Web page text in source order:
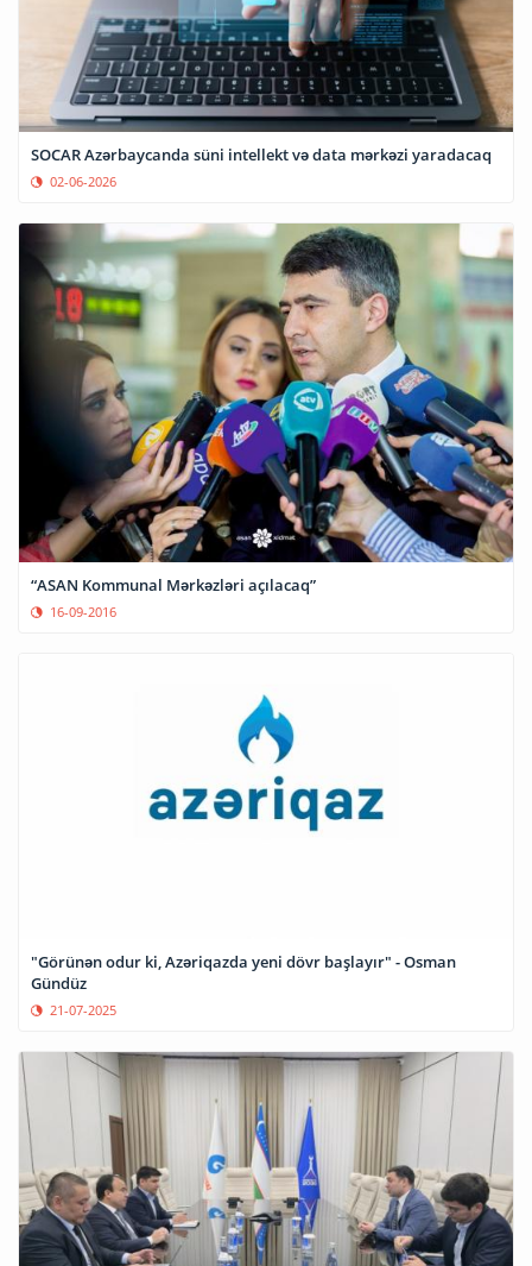
SOCAR Azərbaycanda süni intellekt və data mərkəzi yaradacaq
02-06-2026
“ASAN Kommunal Mərkəzləri açılacaq”
16-09-2016
"Görünən odur ki, Azəriqazda yeni dövr başlayır" - Osman
Gündüz
21-07-2025